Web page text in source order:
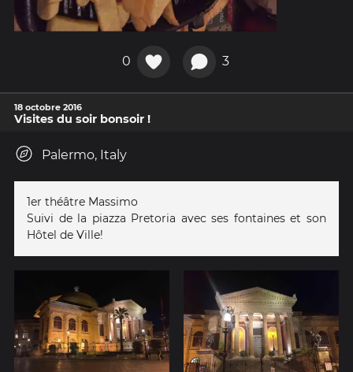
0 3
18 octobre 2016
Visites du soir bonsoir !
Palermo, Italy
1er théâtre Massimo
Suivi de la piazza Pretoria avec ses fontaines et son
Hôtel de Ville!